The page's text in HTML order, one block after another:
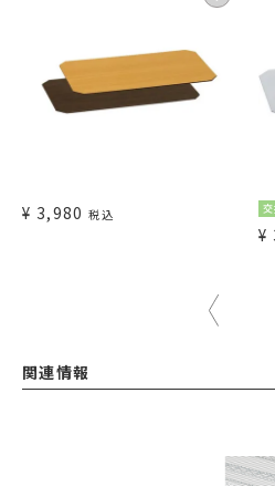
¥ 3,980 税込
¥
関連情報